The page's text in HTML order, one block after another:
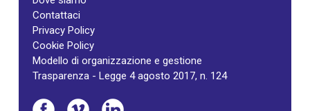
Contattaci
Privacy Policy
Cookie Policy
Modello di organizzazione e gestione
Trasparenza - Legge 4 agosto 2017, n. 124